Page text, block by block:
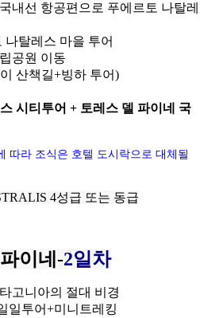
내선 항공편으로 푸에르토 나탈레
탈레스 마을 투어
공원 이동
산책길+빙하 투어)
시티투어 + 토레스 델 파이네 국
따라 조식은 호텔 도시락으로 대체될
4성급 또는 동급
이네-2일차
고니아의 절대 비경
일투어+미니트레킹